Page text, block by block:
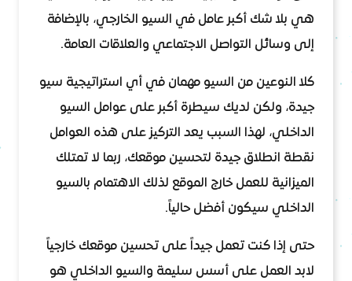
هي بلا شك أكبر عامل في السيو الخارجي، بالإضافة
إلى وسائل التواصل الاجتماعي والعلاقات العامة.
كلا النوعين من السيو مهمان في أي استراتيجية سيو
جيدة، ولكن لديك سيطرة أكبر على عوامل السيو
الداخلي، لهذا السبب يعد التركيز على هذه العوامل
نقطة انطلاق جيدة لتحسين موقعك، ربما لا تمتلك
الميزانية للعمل خارج الموقع لذلك الاهتمام بالسيو
الداخلي سيكون أفضل حالياً.
حتى إذا كنت تعمل جيداً على تحسين موقعك خارجياً
لابد العمل على أسس سليمة والسيو الداخلي هو